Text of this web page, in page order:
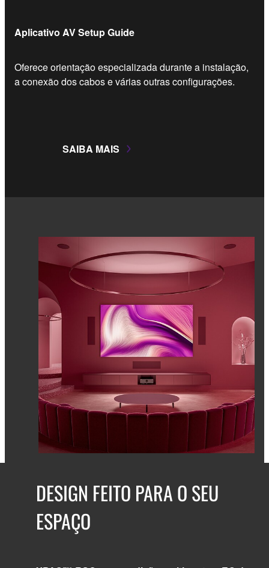
Aplicativo AV Setup Guide
Oferece orientação especializada durante a instalação,
a conexão dos cabos e várias outras configurações.
SAIBA MAIS
DESIGN FEITO PARA O SEU
ESPAÇO